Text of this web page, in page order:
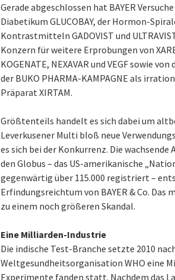
Gerade abgeschlossen hat BAYER
Diabetikum GLUCOBAY, der Hormon-
Kontrastmitteln GADOVIST und
Konzern für weitere Erprobungen von
KOGENATE, NEXAVAR und VEGF sowie
der BUKO PHARMA-KAMPAGNE als
Präparat XIRTAM.
Größtenteils handelt es sich dabei um
Leverkusener Multi bloß neue
es sich bei der Konkurrenz. Die
den Globus – das US-amerikanische
gegenwärtig über 115.000 registriert –
Erfindungsreichtum von BAYER & Co. Das
zu einem noch größeren Skandal.
Eine Milliarden-Industrie
Die indische Test-Branche setzte 2010
Weltgesundheitsorganisation WHO eine
Experimente fanden statt. Nachdem das